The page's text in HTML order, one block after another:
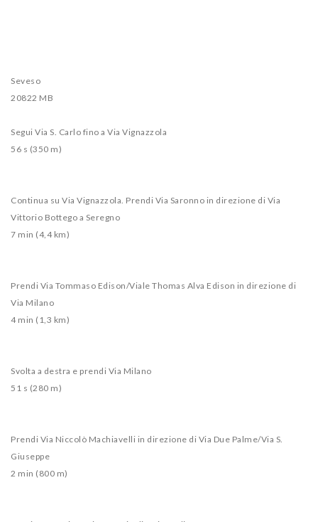
Seveso
20822 MB
Segui Via S. Carlo fino a Via Vignazzola
56 s (350 m)
Continua su Via Vignazzola. Prendi Via Saronno in direzione di Via
Vittorio Bottego a Seregno
7 min (4,4 km)
Prendi Via Tommaso Edison/Viale Thomas Alva Edison in direzione di
Via Milano
4 min (1,3 km)
Svolta a destra e prendi Via Milano
51 s (280 m)
Prendi Via Niccolò Machiavelli in direzione di Via Due Palme/Via S.
Giuseppe
2 min (800 m)